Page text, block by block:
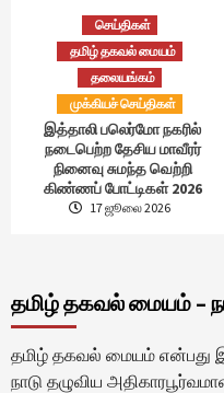
செய்திகள்
தமிழ் தகவல் மையம்
தலையங்கம்
முக்கியச் செய்திகள்
இத்தாலி பலெர்மோ நகரில்
நடைபெற்ற தேசிய மாவீரர்
நினைவு சுமந்த வெற்றி
கிண்ணப் போட்டிகள் 2026
17 ஜூலை 2026
தமிழ் தகவல் மையம் –
தமிழ் தகவல் மையம் என்பது
நாடு தழுவிய